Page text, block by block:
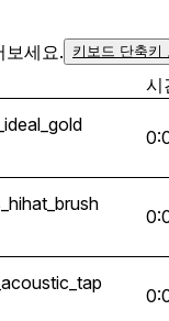
보세요. 키보드 단축키
시
선택